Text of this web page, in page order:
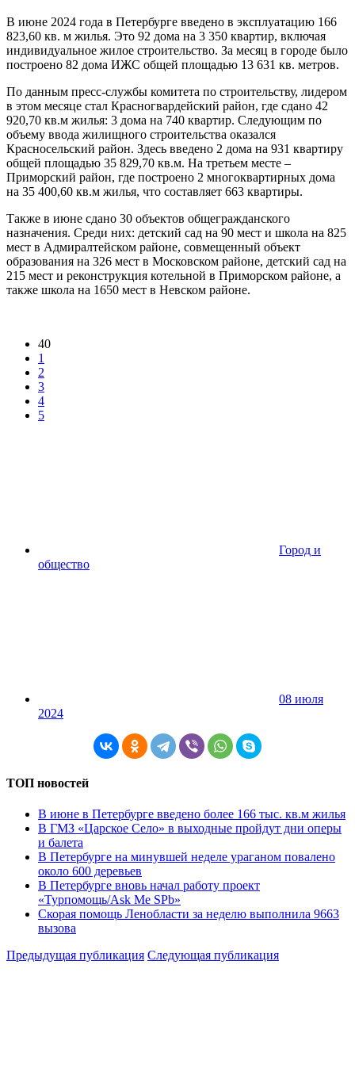
В июне 2024 года в Петербурге введено в эксплуатацию 166
823,60 кв. м жилья. Это 92 дома на 3 350 квартир, включая
индивидуальное жилое строительство. За месяц в городе было
построено 82 дома ИЖС общей площадью 13 631 кв. метров.
По данным пресс-службы комитета по строительству, лидером
в этом месяце стал Красногвардейский район, где сдано 42
920,70 кв.м жилья: 3 дома на 740 квартир. Следующим по
объему ввода жилищного строительства оказался
Красносельский район. Здесь введено 2 дома на 931 квартиру
общей площадью 35 829,70 кв.м. На третьем месте –
Приморский район, где построено 2 многоквартирных дома
на 35 400,60 кв.м жилья, что составляет 663 квартиры.
Также в июне сдано 30 объектов общегражданского
назначения. Среди них: детский сад на 90 мест и школа на 825
мест в Адмиралтейском районе, совмещенный объект
образования на 326 мест в Московском районе, детский сад на
215 мест и реконструкция котельной в Приморском районе, а
также школа на 1650 мест в Невском районе.
40
1
2
3
4
5
Город и
общество
08 июля
2024
ТОП новостей
В июне в Петербурге введено более 166 тыс. кв.м жилья
В ГМЗ «Царское Село» в выходные пройдут дни оперы
и балета
В Петербурге на минувшей неделе ураганом повалено
около 600 деревьев
В Петербурге вновь начал работу проект
«Турпомощь/Ask Me SPb»
Скорая помощь Ленобласти за неделю выполнила 9663
вызова
Предыдущая публикация Следующая публикация